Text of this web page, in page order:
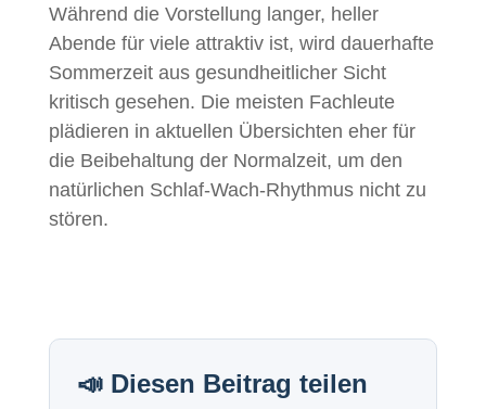
Während die Vorstellung langer, heller
Abende für viele attraktiv ist, wird dauerhafte
Sommerzeit aus gesundheitlicher Sicht
kritisch gesehen. Die meisten Fachleute
plädieren in aktuellen Übersichten eher für
die Beibehaltung der Normalzeit, um den
natürlichen Schlaf-Wach-Rhythmus nicht zu
stören.